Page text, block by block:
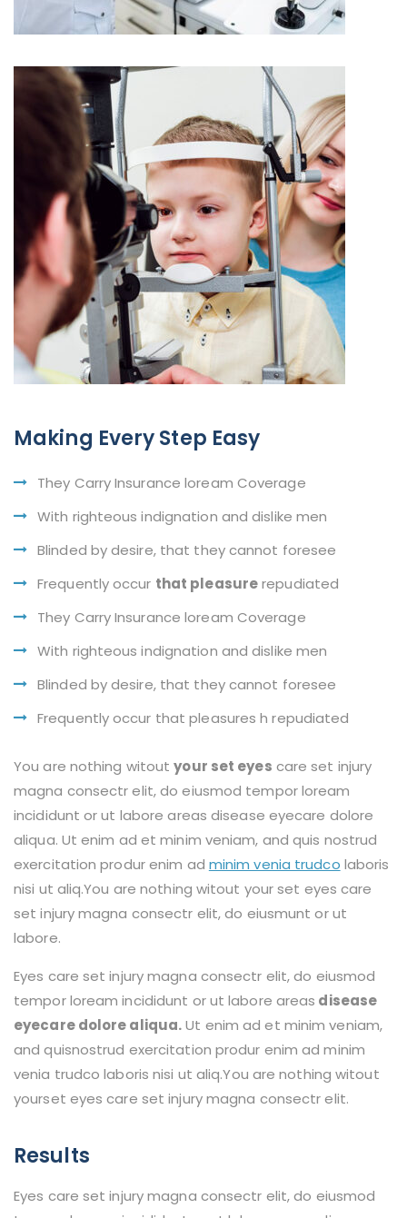
Making Every Step Easy
They Carry Insurance loream Coverage
With righteous indignation and dislike men
Blinded by desire, that they cannot foresee
Frequently occur that pleasurerepudiated
They Carry Insurance loream Coverage
With righteous indignation and dislike men
Blinded by desire, that they cannot foresee
Frequently occur that pleasures h repudiated
You are nothing witoutyour set eyes care set injury
magna consectr elit, do eiusmod tempor loream
incididunt or ut labore areas disease eyecare dolore
aliqua. Ut enim ad et minim veniam, and quis nostrud
exercitation produr enim ad minim venia trudco laboris
nisi ut aliq.You are nothing witout your set eyes care
set injury magna consectr elit, do eiusmunt or ut
labore.
Eyes care set injury magna consectr elit, do eiusmod
tempor loream incididunt or ut labore areas disease
eyecare dolore aliqua.Ut enim ad et minim veniam,
and quisnostrud exercitation produr enim ad minim
venia trudco laboris nisi ut aliq.You are nothing witout
yourset eyes care set injury magna consectr elit.
Results
Eyes care set injury magna consectr elit, do eiusmod